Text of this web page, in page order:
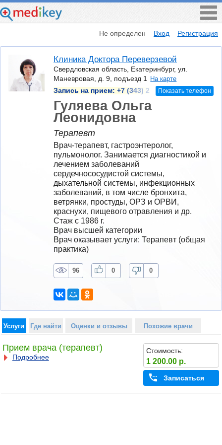
Не определен Вход Регистрация
Клиника Доктора Переверзевой
Свердловская область, Екатеринбург, ул.
Маневровая, д. 9, подъезд 1
На карте
Запись на прием: +7 (343) 2 Показать телефон
Гуляева Ольга
Леонидовна
Терапевт
Врач-терапевт, гастроэнтеролог,
пульмонолог. Занимается диагностикой и
лечением заболеваний
сердечнососудистой системы,
дыхательной системы, инфекционных
заболеваний, в том числе бронхита,
ветрянки, простуды, ОРЗ и ОРВИ,
краснухи, пищевого отравления и др.
Стаж с 1986 г.
Врач высшей категории
Врач оказывает услуги: Терапевт (общая
практика)
96 0 0
Услуги Где найти Оценки и отзывы Похожие врачи
Прием врача (терапевт)
Подробнее
Стоимость:
1 200.00 р.
Записаться